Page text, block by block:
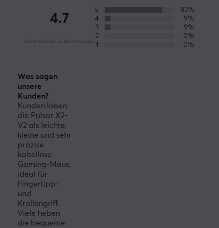
Profis mit mechanischen Tastaturen, Präzisions-
Gaming-Mäusen, drahtlosen Headsets, Premium-
Lautsprechern und allen anderen Premium-PC-
Peripheriegeräten auszustatten.
TECHNISCHE DATEN
DEFAULT
Batterielebensdauer
100 (1000Hz) h
Verbindung
2.4GHz, USB
Kabellos
Ja
EIGENSCHAFTEN
Sensor-Modell
4.7
Basierend auf 23 Bewertungen
5
83%
4
9%
3
9%
2
0%
1
0%
Was sagen
unsere
Kunden?
Kunden loben
die Pulsar X2-
V2 als leichte,
kleine und sehr
präzise
kabellose
Gaming-Maus,
ideal für
Fingertipp-
und
Krallengriff.
Viele heben
die bequeme